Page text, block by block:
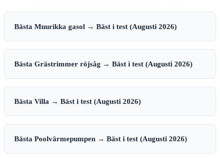
Bästa Muurikka gasol → Bäst i test (Augusti 2026)
Bästa Grästrimmer röjsåg → Bäst i test (Augusti 2026)
Bästa Villa → Bäst i test (Augusti 2026)
Bästa Poolvärmepumpen → Bäst i test (Augusti 2026)